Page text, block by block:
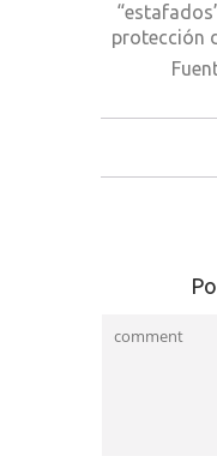
protección